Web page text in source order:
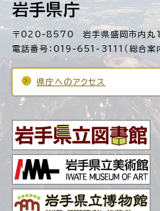
岩手県庁
〒020-8570 岩手県盛岡市内丸
電話番号：019-651-3111（総合案
県庁へのアクセス